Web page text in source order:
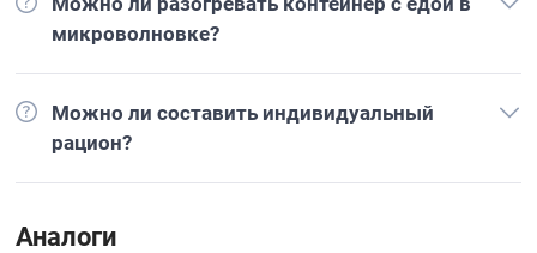
микроволновке?
Можно ли составить индивидуальный
рацион?
Аналоги